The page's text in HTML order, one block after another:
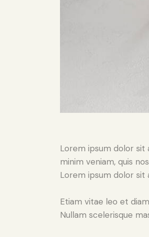
Lorem ipsum dolor sit
minim veniam, quis
Lorem ipsum dolor
Etiam vitae leo et
Nullam scelerisque